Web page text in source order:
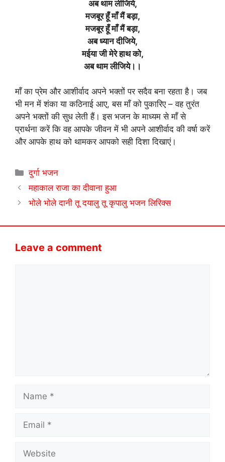
अब थाम लीजिये,
मजबूर हूँ माँ मैं बड़ा,
मजबूर हूँ माँ मैं बड़ा,
अब ध्यान दीजिये,
मईया जी मेरे हाथ को,
अब थाम लीजिये।।
माँ का प्रेम और आशीर्वाद अपने भक्तों पर सदैव बना रहता है। जब
भी मन में शंका या कठिनाई आए, बस माँ को पुकारिए – वह तुरंत
अपने भक्तों की सुध लेती हैं। इस भजन के माध्यम से माँ से
प्रार्थना करें कि वह आपके जीवन में भी अपने आशीर्वाद की वर्षा करें
और आपके हाथ को थामकर आपको सही दिशा दिखाएं।
Categories
दुर्गा भजन
महाकाल राजा का दीवाना हुआ
भोले भोले दानी तू दयालु तू कृपालु भजन लिरिक्स
Leave a comment
Name
Email
Website